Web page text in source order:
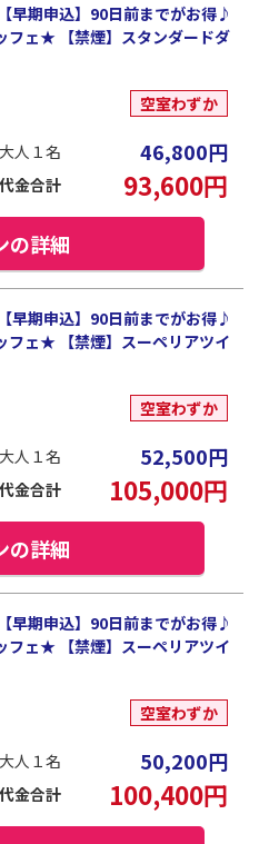
期申込】90日前までがお得♪
フェ★ 【禁煙】スタンダードダ
空室わずか
大人１名 46,800円
金合計 93,600円
の詳細
期申込】90日前までがお得♪
フェ★ 【禁煙】スーペリアツイ
空室わずか
大人１名 52,500円
金合計 105,000円
の詳細
期申込】90日前までがお得♪
フェ★ 【禁煙】スーペリアツイ
空室わずか
大人１名 50,200円
金合計 100,400円